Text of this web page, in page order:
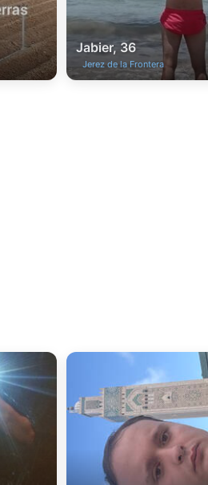
Jabier, 36
Jerez de la Frontera